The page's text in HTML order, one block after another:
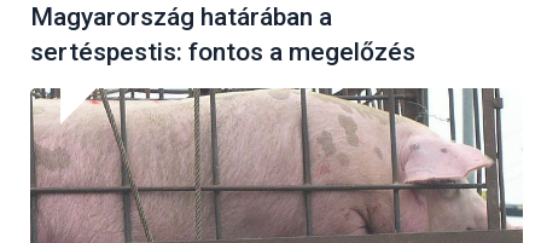
Magyarország határában a
sertéspestis: fontos a megelőzés